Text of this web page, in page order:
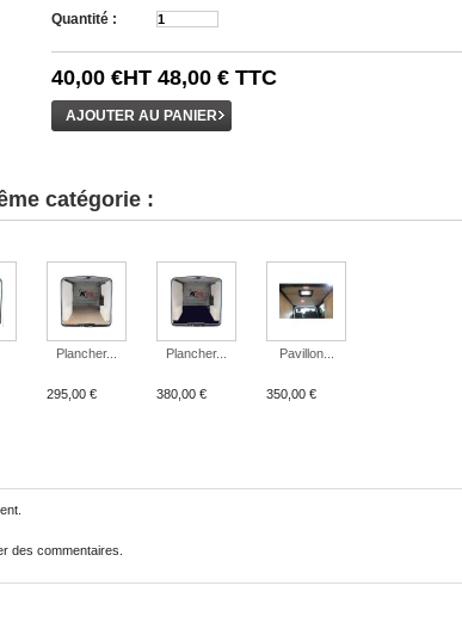
Quantité :
40,00 €HT 48,00 € TTC
catégorie :
Plancher...
295,00 €
Plancher...
380,00 €
Pavillon...
350,00 €
des commentaires.